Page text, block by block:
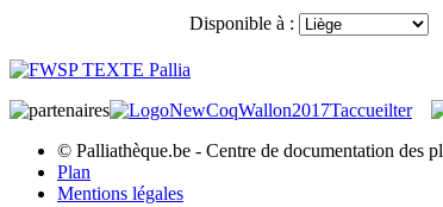
Disponible à :
© Palliathèque.be - Centre de documentation des
Plan
Mentions légales